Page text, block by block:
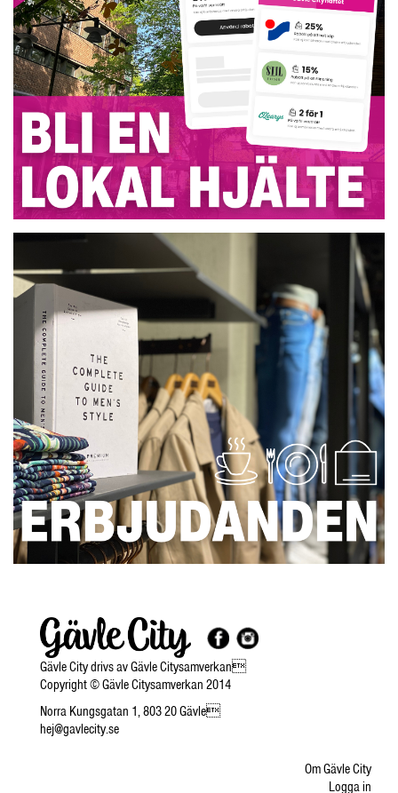
Gävle City drivs av Gävle Citysamverkan
Copyright © Gävle Citysamverkan 2014
Norra Kungsgatan 1, 803 20 Gävle
hej@gavlecity.se
Om Gävle City
Logga in